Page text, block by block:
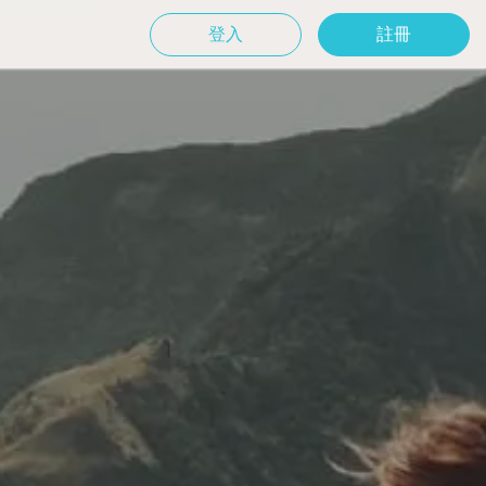
登入 註冊